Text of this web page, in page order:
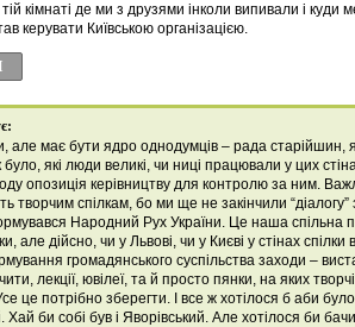
кімнаті де ми з друзями інколи випивали і куди
керувати Київською організацією.
але має бути ядро однодумців – рада старійшин,
які люди великі, чи ниці працювали у цих
опозиція керівництву для контролю за ним.
творчим спілкам, бо ми ще не закінчили
Народний Рух України. Це наша спільна
але дійсно, чи у Львові, чи у Києві у стінах
громадянського суспільства заходи –
лекції, ювілеї, та й просто пянки, на яких
це потрібно зберегти. І все ж хотілося б аби
би собі був і Яворівський. Але хотілося би